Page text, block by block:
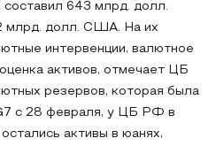
643 млрд. долл.
млрд. долл. США. На их
интервенции, валютное
активов, отмечает ЦБ
резервов, которая была
с 28 февраля, у ЦБ РФ в
активы в юанях,